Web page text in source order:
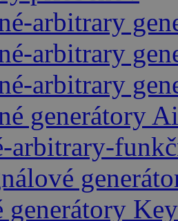
arbitrary
arbitrary
arbitrary
generátory
arbitrary-
generátory